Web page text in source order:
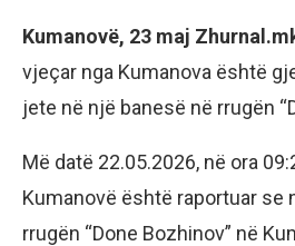
Kumanovë, 23 maj
vjeçar nga Kumanova është
jete në një banesë në rrugën
​Më datë 22.05.2026, në ora
Kumanovë është raportuar se
rrugën “Done Bozhinov” në